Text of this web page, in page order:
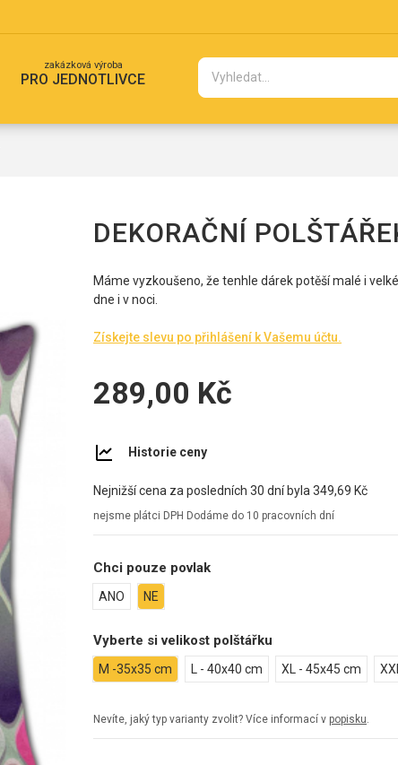
PRO JEDNOTLIVCE
zakázková výroba
DEKORAČNÍ
Máme vyzkoušeno, že tenhle dárek potěší malé i
dne i v noci.
Získejte slevu po přihlášení k Vašemu účtu.
289,00 Kč
Historie ceny
Nejnižší cena za posledních 30 dní byla349,69 Kč
nejsme plátci DPH Dodáme do 10 pracovních dní
Chci pouze povlak
ANO NE
Vyberte si velikost polštářku
M -35x35 cm L - 40x40 cm XL - 45x45 cm
Nevíte, jaký typ varianty zvolit? Více informací v popisku